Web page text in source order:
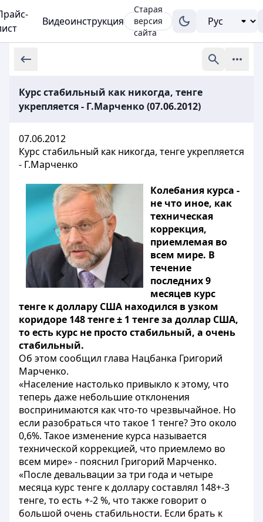
Видеоинструкция
Старая
версия
сайта
Курс стабильный как никогда, тенге
укрепляется - Г.Марченко (07.06.2012)
07.06.2012
Курс стабильный как никогда, тенге укрепляется
- Г.Марченко
Колебания курса -
не что иное, как
техническая
коррекция,
приемлемая во
всем мире. В
течение
последних 9
месяцев курс
тенге к доллару США находился в узком
коридоре 148 тенге ± 1 тенге за доллар США,
то есть курс не просто стабильный, а очень
стабильный.
Об этом сообщил глава Нацбанка Григорий
Марченко.
«Население настолько привыкло к этому, что
теперь даже небольшие отклонения
воспринимаются как что-то чрезвычайное. Но
если разобраться что такое 1 тенге? Это около
0,6%. Такое изменение курса называется
технической коррекцией, что приемлемо во
всем мире» - пояснил Григорий Марченко.
«После девальвации за три года и четыре
месяца курс тенге к доллару составлял 148+-3
тенге, то есть +-2 %, что также говорит о
большой очень стабильности. Если брать к